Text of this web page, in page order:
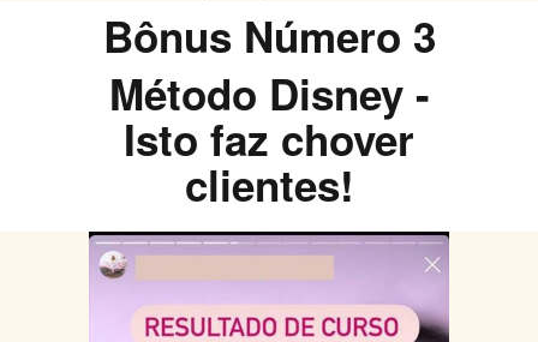
Bônus Número 3
Método Disney -
Isto faz chover
clientes!